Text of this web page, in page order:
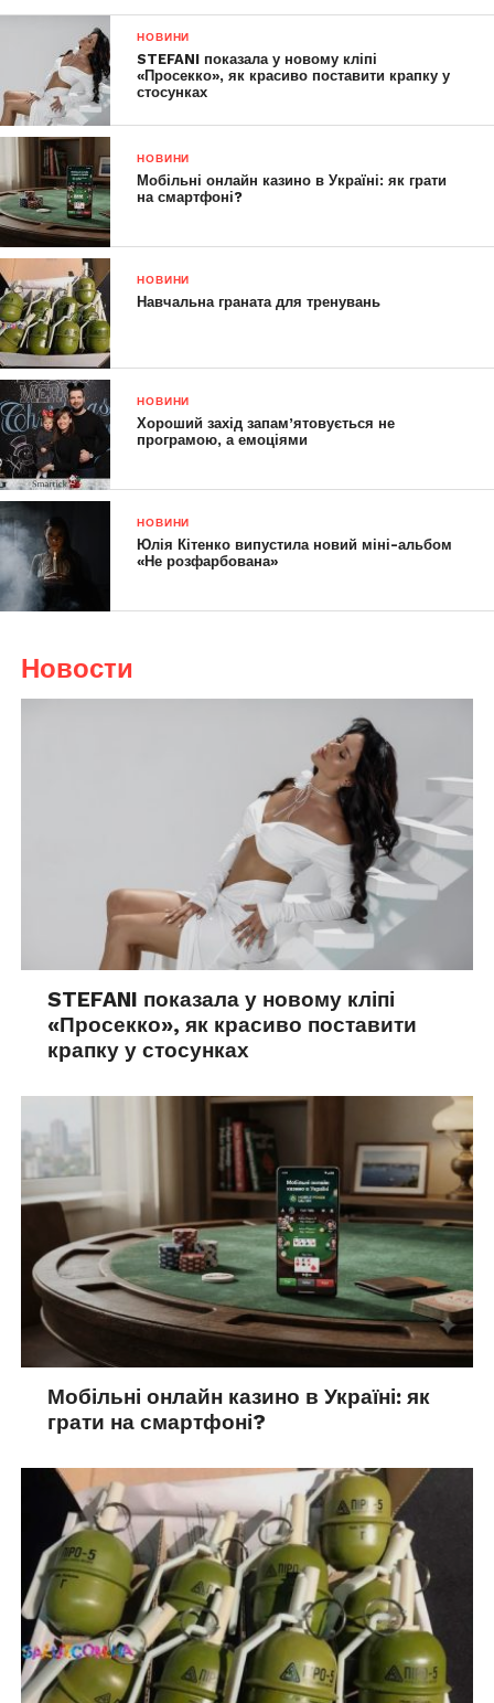
НОВИНИ
STEFANI показала у новому кліпі
«Просекко», як красиво поставити крапку у
стосунках
НОВИНИ
Мобільні онлайн казино в Україні: як грати
на смартфоні?
НОВИНИ
Навчальна граната для тренувань
НОВИНИ
Хороший захід запам’ятовується не
програмою, а емоціями
НОВИНИ
Юлія Кітенко випустила новий міні-альбом
«Не розфарбована»
Новости
STEFANI показала у новому кліпі
«Просекко», як красиво поставити
крапку у стосунках
Мобільні онлайн казино в Україні: як
грати на смартфоні?